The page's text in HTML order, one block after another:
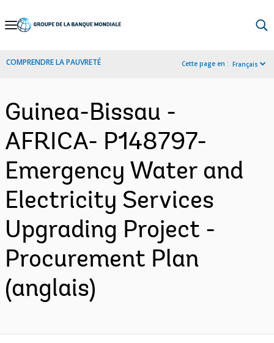
Skip
Navigation
COMPRENDRE LA PAUVRETÉ Cette page en : Français
Guinea-Bissau -
AFRICA- P148797-
Emergency Water and
Electricity Services
Upgrading Project -
Procurement Plan
(anglais)